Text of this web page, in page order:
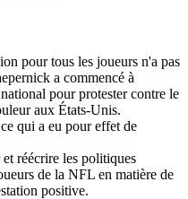
pour tous les joueurs n'a pas
a commencé à
pour protester contre le
aux États-Unis.
qui a eu pour effet de
réécrire les politiques
de la NFL en matière de
positive.